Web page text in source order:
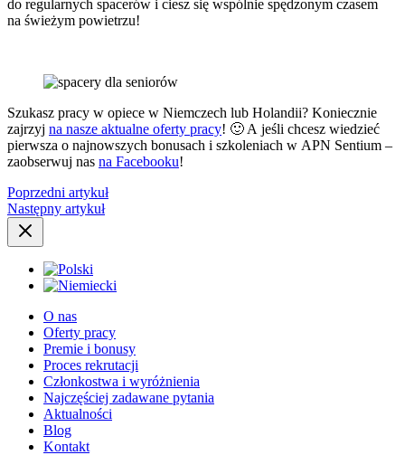
do regularnych spacerów i ciesz się wspólnie spędzonym czasem
na świeżym powietrzu!
Szukasz pracy w opiece w Niemczech lub Holandii? Koniecznie
zajrzyj na nasze aktualne oferty pracy! 🙂 A jeśli chcesz wiedzieć
pierwsza o najnowszych bonusach i szkoleniach w APN Sentium –
zaobserwuj nas na Facebooku!
Poprzedni artykuł
Następny artykuł
O nas
Oferty pracy
Premie i bonusy
Proces rekrutacji
Członkostwa i wyróżnienia
Najczęściej zadawane pytania
Aktualności
Blog
Kontakt